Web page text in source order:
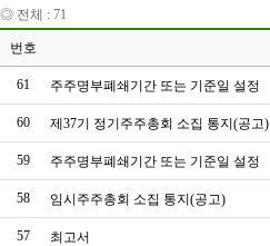
◎ 전체 : 71
번호
61 주주명부폐쇄기간 또는 기준일 설정
60 제37기 정기주주총회 소집 통지(공고)
59 주주명부폐쇄기간 또는 기준일 설정
58 임시주주총회 소집 통지(공고)
57 최고서